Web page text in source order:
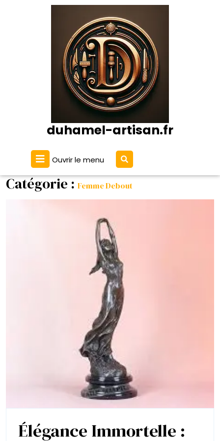
duhamel-artisan.fr
Ouvrir le menu Ouvrir
Menu
Catégorie : Femme Debout
Élégance Immortelle :